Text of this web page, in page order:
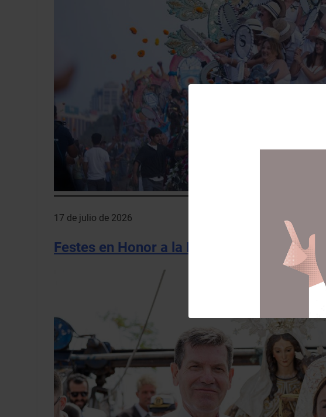
17 de julio de 2026
Festes en Honor a la Mare de deu del Carme